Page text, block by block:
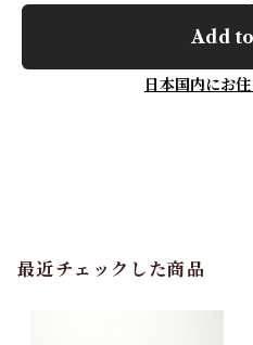
Add
日本国内にお
最近チェックした商品